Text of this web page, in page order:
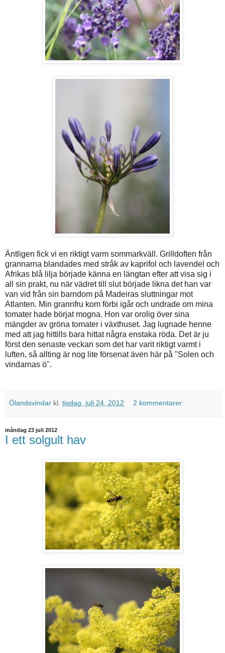
Äntligen fick vi en riktigt varm sommarkväll. Grilldoften från
grannarna blandades med stråk av kaprifol och lavendel och
Afrikas blå lilja började känna en längtan efter att visa sig i
all sin prakt, nu när vädret till slut började likna det han var
van vid från sin barndom på Madeiras sluttningar mot
Atlanten. Min grannfru kom förbi igår och undrade om mina
tomater hade börjat mogna. Hon var orolig över sina
mängder av gröna tomater i växthuset. Jag lugnade henne
med att jag hittills bara hittat några enstaka röda. Det är ju
först den senaste veckan som det har varit riktigt varmt i
luften, så allting är nog lite försenat även här på "Solen och
vindarnas ö".
Ölandsvindar kl. tisdag, juli 24, 2012 2 kommentarer:
måndag 23 juli 2012
I ett solgult hav